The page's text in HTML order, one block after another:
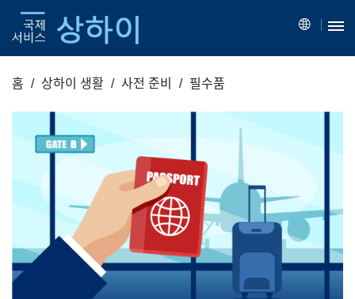
홈 상하이 생활 사전 준비 필수품